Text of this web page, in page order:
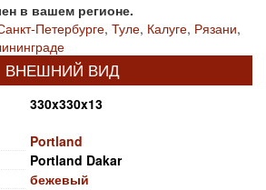
в вашем регионе.
Петербурге, Туле, Калуге, Рязани,
ВНЕШНИЙ ВИД
330x330x13
Portland
Portland Dakar
бежевый